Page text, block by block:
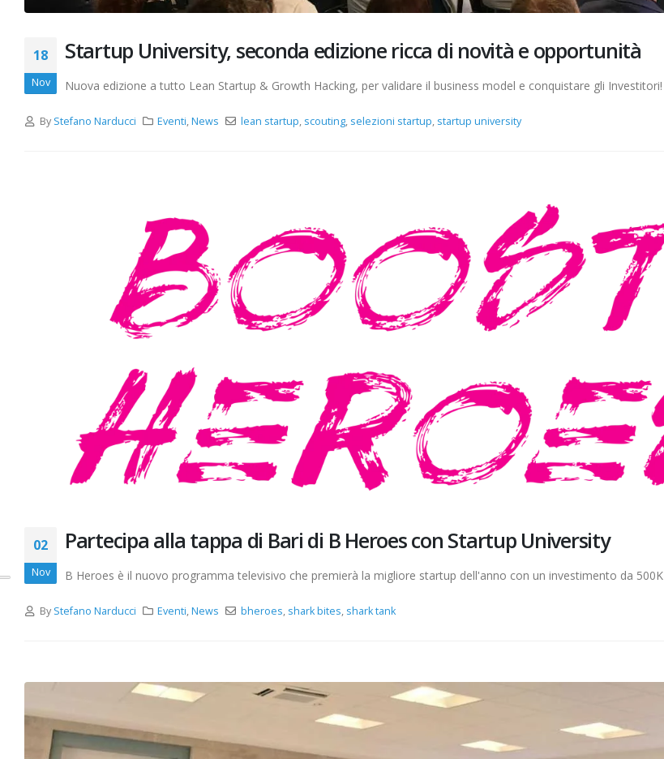
18
Nov
Startup University, seconda edizione ricca di novità e opportunità
Nuova edizione a tutto Lean Startup & Growth Hacking, per validare il business model e conquistare gli Investitori!
By Stefano Narducci Eventi,News lean startup, scouting, selezioni startup, startup university
02
Nov
Partecipa alla tappa di Bari di B Heroes con Startup University
B Heroes è il nuovo programma televisivo che premierà la migliore startup dell'anno con un investimento da 500K
By Stefano Narducci Eventi,News bheroes, shark bites, shark tank